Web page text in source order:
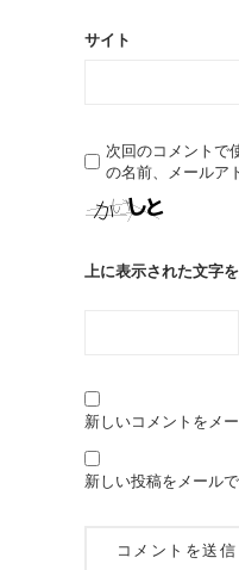
サイト
次回のコメントで
の名前、メールア
上に表示された文字
新しいコメントをメ
新しい投稿をメール